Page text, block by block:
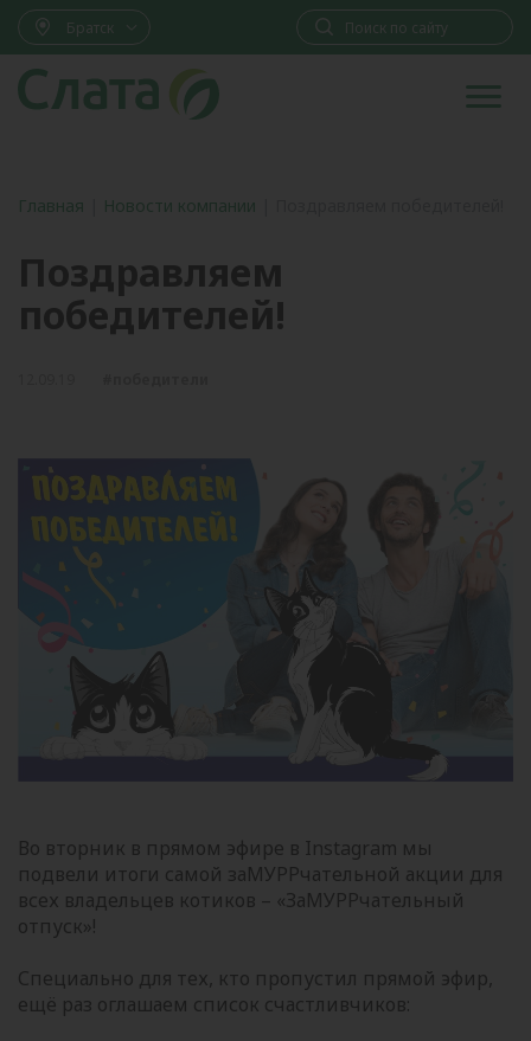
Братск
Главная Новости компании
Поздравляем
победителей!
Во вторник в прямом эфире в Instagram мы
подвели итоги самой заМУРРчательной акции для
всех владельцев котиков – «ЗаМУРРчательный
отпуск»!
Специально для тех, кто пропустил прямой эфир,
ещё раз оглашаем список счастливчиков: